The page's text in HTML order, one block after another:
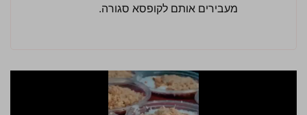
מעבירים אותם לקופסא סגורה.